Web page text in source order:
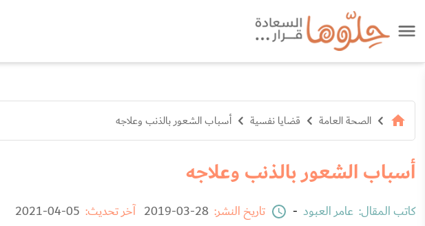
الصحة العامة قضايا نفسية أسباب الشعور بالذنب وعلاجه
أسباب الشعور بالذنب وعلاجه
كاتب المقال: عامر العبود - تاريخ النشر: 28-03-2019 آخر تحديث: 05-04-2021